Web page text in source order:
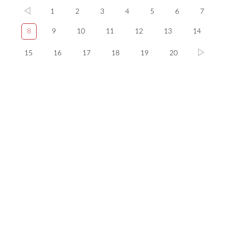
1 2 3 4 5 6 7
8 9 10 11 12 13 14
15 16 17 18 19 20